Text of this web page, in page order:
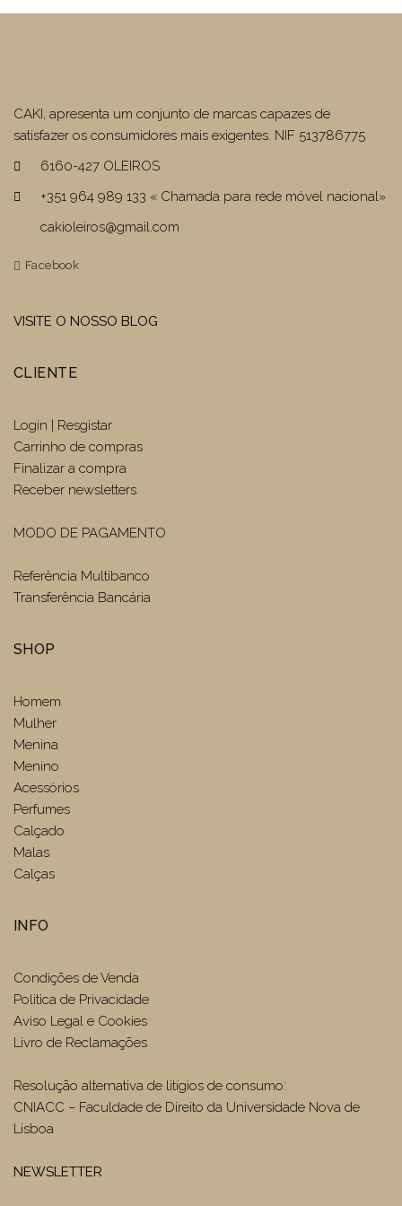
CAKI, apresenta um conjunto de marcas capazes de
satisfazer os consumidores mais exigentes. NIF 513786775
6160-427 OLEIROS
+351 964 989 133 « Chamada para rede móvel nacional»
cakioleiros@gmail.com
Facebook
VISITE O NOSSO BLOG
CLIENTE
Login | Resgistar
Carrinho de compras
Finalizar a compra
Receber newsletters
MODO DE PAGAMENTO
Referência Multibanco
Transferência Bancária
SHOP
Homem
Mulher
Menina
Menino
Acessórios
Perfumes
Calçado
Malas
Calças
INFO
Condições de Venda
Politica de Privacidade
Aviso Legal e Cookies
Livro de Reclamações
Resolução alternativa de litígios de consumo:
CNIACC – Faculdade de Direito da Universidade Nova de
Lisboa
NEWSLETTER